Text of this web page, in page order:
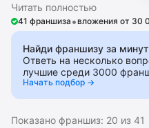
смежных IT-дисциплин.
онлайн и офлайн детский
с нейросетями, детскую
программирования,
робототехники, клуб юных
запуске и ведении
обучении сотрудников,
мобильному приложению,
Читать полностью
41 франшиза •вложения от 30
Найди франшизу за
Ответь на несколько
лучшие среди 3000
Начать подбор →
Показано франшиз: 20 из 41